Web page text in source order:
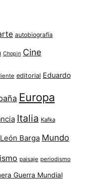
autobiografía
Chopin Cine
editorial Eduardo
Europa
Italia Kafka
Barga Mundo
paisaje periodismo
Guerra Mundial